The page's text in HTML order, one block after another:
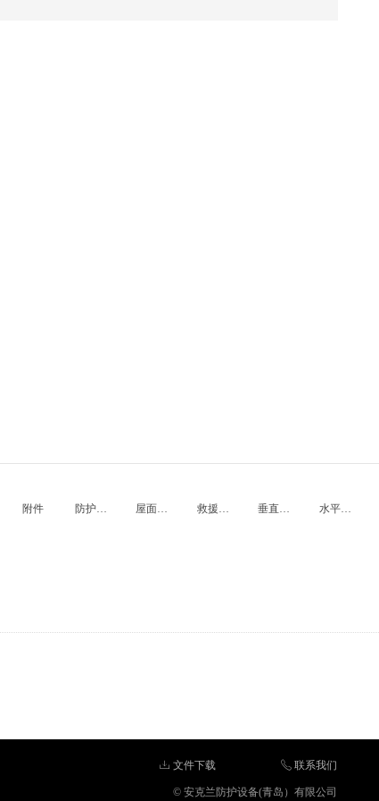
© 安克兰防护设备(青岛）有限公司
ꄔ 文件下载 ꂅ 联系我们
附件 防护围栏 屋面附件 救援装置 垂直生命线装置 水平生命线装置